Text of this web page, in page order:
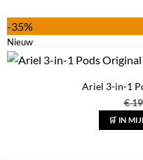
-35%
Nieuw
Ariel 3-in-1
€
🛒 IN